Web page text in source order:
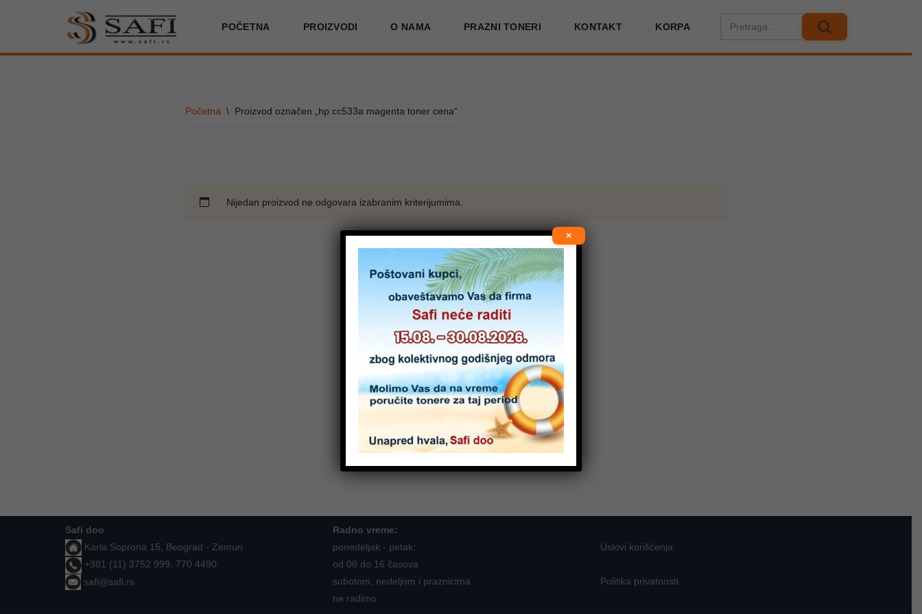
na
POČETNA PROIZVODI O NAMA PRAZNI TONERI KONTAKT KORPA
Početna \ Proizvod označen „hp cc533a magenta toner cena“
Nijedan proizvod ne odgovara izabranim kriterijumima.
Safi doo
Karla Soprona 15, Beograd - Zemun
+381 (11) 3752 999, 770 4490
safi@safi.rs
Radno vreme:
ponedeljak - petak:
od 08 do 16 časova
subotom, nedeljom i praznicima
ne radimo
Uslovi korišćenja
Politika privatnosti
×